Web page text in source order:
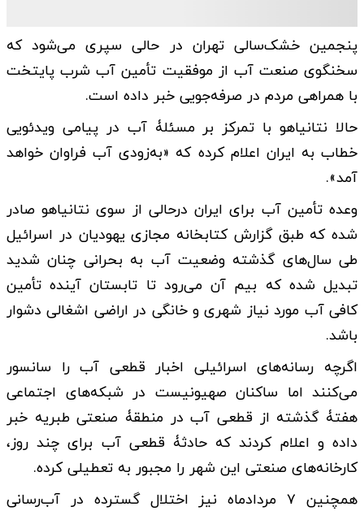
پنجمین خشک‌سالی تهران در حالی سپری می‌شود که
سخنگوی صنعت آب از موفقیت تأمین آب شرب پایتخت
با همراهی مردم در صرفه‌جویی خبر داده است.
حالا نتانیاهو با تمرکز بر مسئلۀ آب در پیامی ویدئویی
خطاب به ایران اعلام کرده که «به‌زودی آب فراوان خواهد
آمد».
وعده تأمین آب برای ایران درحالی از سوی نتانیاهو صادر
شده که طبق گزارش کتابخانه مجازی یهودیان در اسرائیل
طی سال‌های گذشته وضعیت آب به بحرانی چنان شدید
تبدیل شده که بیم آن می‌رود تا تابستان آینده تأمین
کافی آب مورد نیاز شهری و خانگی در اراضی اشغالی دشوار
باشد.
اگرچه رسانه‌های اسرائیلی اخبار قطعی آب را سانسور
می‌کنند اما ساکنان صهیونیست در شبکه‌های اجتماعی
هفتۀ گذشته از قطعی آب در منطقۀ صنعتی طبریه خبر
داده و اعلام کردند که حادثۀ قطعی آب برای چند روز،
کارخانه‌های صنعتی این شهر را مجبور به تعطیلی کرده.
همچنین ۷ مردادماه نیز اختلال گسترده در آب‌رسانی